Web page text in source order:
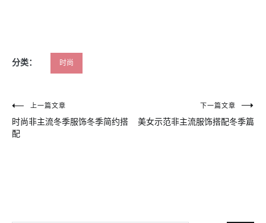
分类： 时尚
文
章
上一篇文章
时尚非主流冬季服饰冬季简约搭
配
下一篇文章
美女示范非主流服饰搭配冬季篇